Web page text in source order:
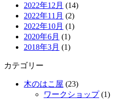
2022年12月 (14)
2022年11月 (2)
2022年10月 (1)
2020年6月 (1)
2018年3月 (1)
カテゴリー
木のはこ屋 (23)
ワークショップ(1)